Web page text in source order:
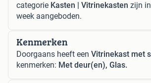
categorie Kasten | Vitrinekasten zijn
week aangeboden.
Kenmerken
Doorgaans heeft een Vitrinekast met
kenmerken: Met deur(en), Glas.